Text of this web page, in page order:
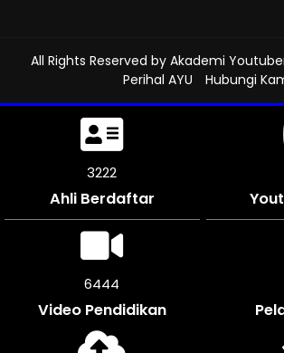
All Rights Reserved by Akademi
Perihal AYU
Hubungi
3603
Ahli Berdaftar
7206
Video Pendidikan